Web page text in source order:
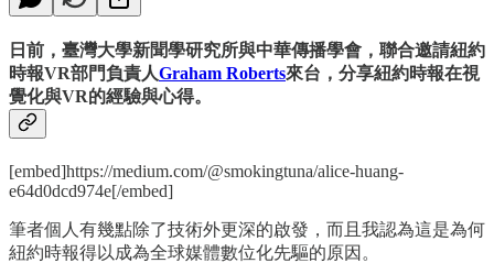
日前，臺灣大學新聞學研究所與中華傳播學會，聯合邀請紐約
時報VR部門負責人Graham Roberts來台，分享紐約時報在視
覺化與VR的經驗與心得。
[embed]https://medium.com/@smokingtuna/alice-huang-
e64d0dcd974e[/embed]
筆者個人有幾點除了技術外更深的啟發，而且我認為這是為何
紐約時報得以成為全球媒體數位化先驅的原因。